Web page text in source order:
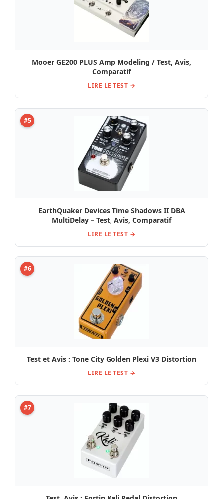
Mooer GE200 PLUS Amp Modeling / Test, Avis,
Comparatif
LIRE LE TEST →
#5
EarthQuaker Devices Time Shadows II DBA
MultiDelay – Test, Avis, Comparatif
LIRE LE TEST →
#6
Test et Avis : Tone City Golden Plexi V3 Distortion
LIRE LE TEST →
#7